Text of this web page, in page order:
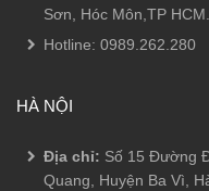
Sơn, Hóc Môn,TP HCM.
Hotline: 0989.262.280
HÀ NỘI
Địa chỉ: Số 15 Đường
Quang, Huyện Ba Vì,